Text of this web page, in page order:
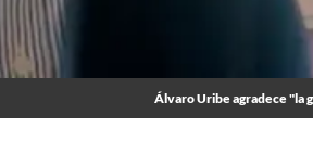
Álvaro Uribe agradece "la